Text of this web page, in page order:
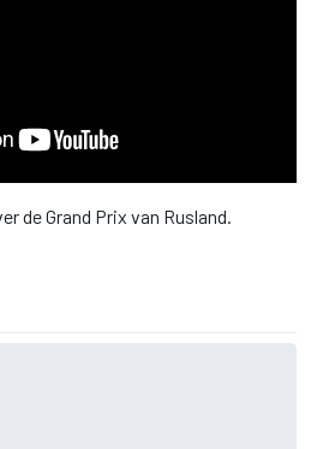
de Grand Prix van Rusland.